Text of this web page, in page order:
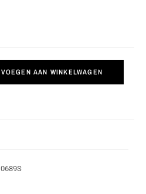
AAN WINKELWAGEN